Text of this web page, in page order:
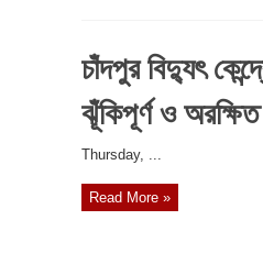
চাঁদপুর বিদ্যুৎ
ঝূঁকিপূর্ণ ও অরক্ষিত
‎Thursday, ...
Read More »